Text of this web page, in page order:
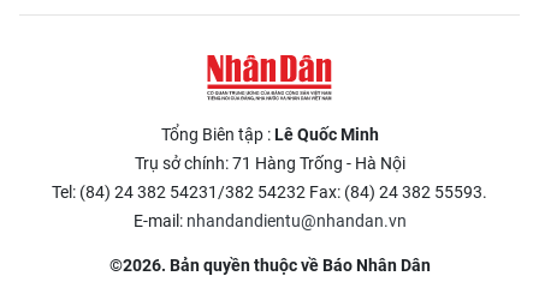
Tổng Biên tập :Lê Quốc Minh
Trụ sở chính: 71 Hàng Trống - Hà Nội
Tel: (84) 24 382 54231/382 54232 Fax: (84) 24 382 55593.
E-mail: nhandandientu@nhandan.vn
©2026. Bản quyền thuộc về Báo Nhân Dân